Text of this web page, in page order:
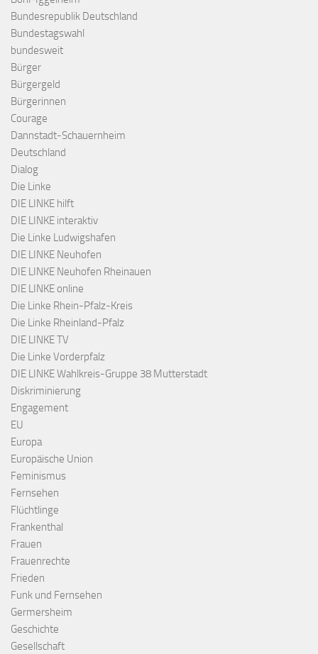
Bundesrepublik Deutschland
Bundestagswahl
bundesweit
Bürger
Bürgergeld
Bürgerinnen
Courage
Dannstadt-Schauernheim
Deutschland
Dialog
Die Linke
DIE LINKE hilft
DIE LINKE interaktiv
Die Linke Ludwigshafen
DIE LINKE Neuhofen
DIE LINKE Neuhofen Rheinauen
DIE LINKE online
Die Linke Rhein-Pfalz-Kreis
Die Linke Rheinland-Pfalz
DIE LINKE TV
Die Linke Vorderpfalz
DIE LINKE Wahlkreis-Gruppe 38 Mutterstadt
Diskriminierung
Engagement
EU
Europa
Europäische Union
Feminismus
Fernsehen
Flüchtlinge
Frankenthal
Frauen
Frauenrechte
Frieden
Funk und Fernsehen
Germersheim
Geschichte
Gesellschaft